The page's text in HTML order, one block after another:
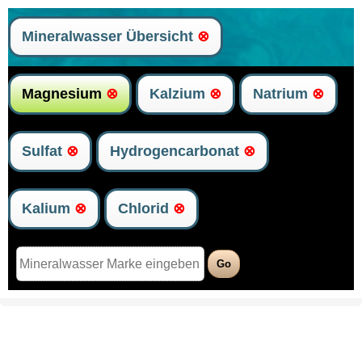
Mineralwasser Übersicht ⊗
Magnesium⊗ Kalzium ⊗ Natrium ⊗
Sulfat ⊗ Hydrogencarbonat ⊗
Kalium ⊗ Chlorid ⊗